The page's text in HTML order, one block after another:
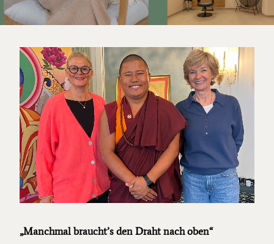
„Manchmal braucht’s den Draht nach oben“